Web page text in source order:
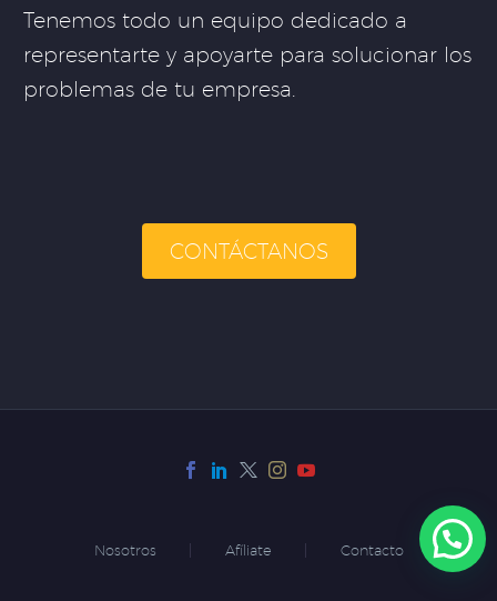
Tenemos todo un equipo dedicado a
representarte y apoyarte para solucionar los
problemas de tu empresa.
CONTÁCTANOS
Nosotros Afíliate Contacto